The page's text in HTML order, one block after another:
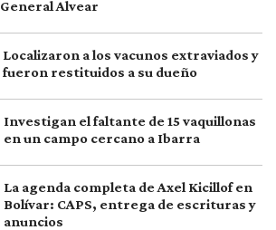
General Alvear
Localizaron a los vacunos extraviados y
fueron restituidos a su dueño
Investigan el faltante de 15 vaquillonas
en un campo cercano a Ibarra
La agenda completa de Axel Kicillof en
Bolívar: CAPS, entrega de escrituras y
anuncios